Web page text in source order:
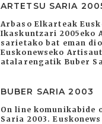
ARTETSU SARIA
Arbaso Elkarteak
Ikaskuntzari 2005eko
sarietako bat eman dio
Euskonewseko
atalarengatik Buber
BUBER SARIA 2003
On line komunikabide
Saria 2003. Euskonews